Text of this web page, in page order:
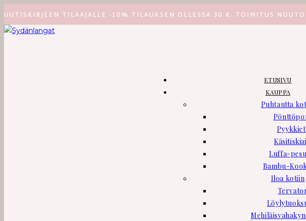
UUTISKIRJEEN TILAAJALLE -10% TILAUKSEN OLLESSA 30 €. TOIMITUS
ETUSIVU
KAUPPA
Puhtautta
Luffa-
Bambu-
Iloa kotiin